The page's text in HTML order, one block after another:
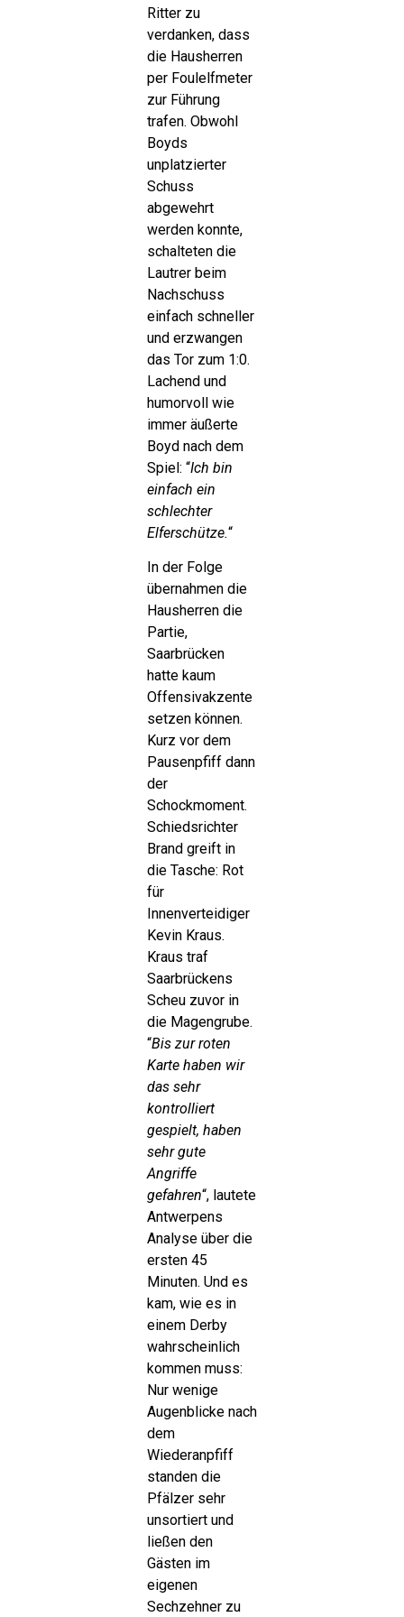
Ritter zu
verdanken, dass
die Hausherren
per Foulelfmeter
zur Führung
trafen. Obwohl
Boyds
unplatzierter
Schuss
abgewehrt
werden konnte,
schalteten die
Lautrer beim
Nachschuss
einfach schneller
und erzwangen
das Tor zum 1:0.
Lachend und
humorvoll wie
immer äußerte
Boyd nach dem
Spiel: “Ich bin
einfach ein
schlechter
Elferschütze.“
In der Folge
übernahmen die
Hausherren die
Partie,
Saarbrücken
hatte kaum
Offensivakzente
setzen können.
Kurz vor dem
Pausenpfiff dann
der
Schockmoment.
Schiedsrichter
Brand greift in
die Tasche: Rot
für
Innenverteidiger
Kevin Kraus.
Kraus traf
Saarbrückens
Scheu zuvor in
die Magengrube.
“Bis zur roten
Karte haben wir
das sehr
kontrolliert
gespielt, haben
sehr gute
Angriffe
gefahren“, lautete
Antwerpens
Analyse über die
ersten 45
Minuten. Und es
kam, wie es in
einem Derby
wahrscheinlich
kommen muss:
Nur wenige
Augenblicke nach
dem
Wiederanpfiff
standen die
Pfälzer sehr
unsortiert und
ließen den
Gästen im
eigenen
Sechzehner zu